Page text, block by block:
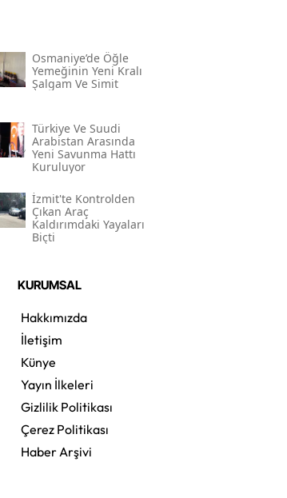
Osmaniye’de Öğle
Yemeğinin Yeni Kralı
Şalgam Ve Simit
Türkiye Ve Suudi
Arabistan Arasında
Yeni Savunma Hattı
Kuruluyor
İzmit'te Kontrolden
Çıkan Araç
Kaldırımdaki Yayaları
Biçti
KURUMSAL
Hakkımızda
İletişim
Künye
Yayın İlkeleri
Gizlilik Politikası
Çerez Politikası
Haber Arşivi